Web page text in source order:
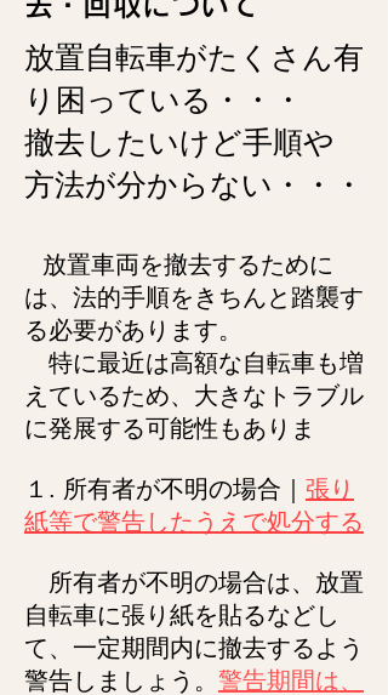
放置自転車がたくさん有
り困っている・・・
撤去したいけど手順や
方法が分からない・・・
放置車両を撤去するために
は、法的手順をきちんと踏襲す
る必要があります。
特に最近は高額な自転車も増
えているため、大きなトラブル
に発展する可能性もありま
１. 所有者が不明の場合｜ 張り
紙等で警告したうえで処分する
所有者が不明の場合は、放置
自転車に張り紙を貼るなどし
て、一定期間内に撤去するよう
警告しましょう。 警告期間は、